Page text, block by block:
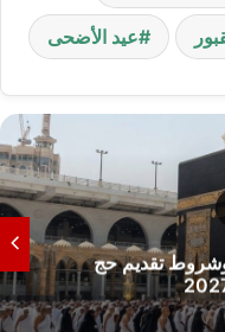
عيد الأضحى
وشروط تقديم حج